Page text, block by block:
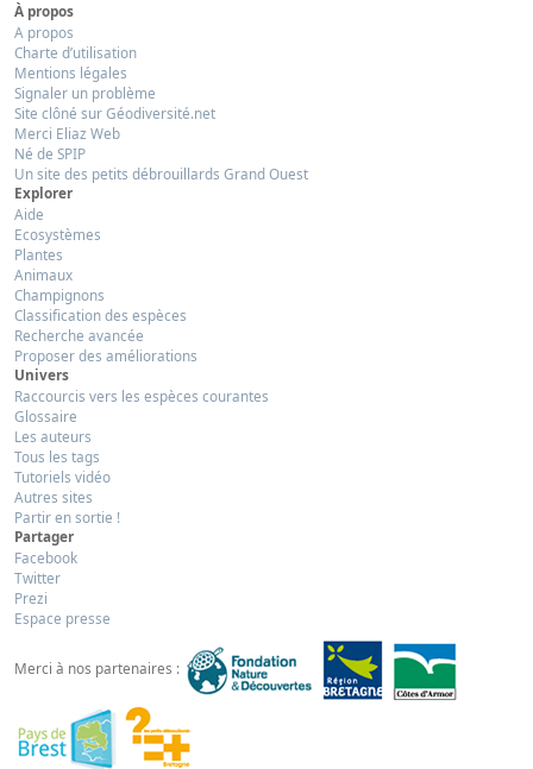
À propos
A propos
Charte d’utilisation
Mentions légales
Signaler un problème
Site clôné sur Géodiversité.net
Merci Eliaz Web
Né de SPIP
Un site des petits débrouillards Grand Ouest
Explorer
Aide
Ecosystèmes
Plantes
Animaux
Champignons
Classification des espèces
Recherche avancée
Proposer des améliorations
Univers
Raccourcis vers les espèces courantes
Glossaire
Les auteurs
Tous les tags
Tutoriels vidéo
Autres sites
Partir en sortie !
Partager
Facebook
Twitter
Prezi
Espace presse
Merci à nos partenaires :